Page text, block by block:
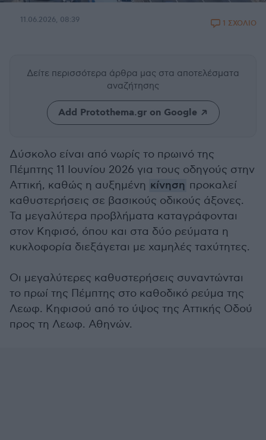
11.06.2026, 08:39 1 ΣΧΟΛΙΟ
Δείτε περισσότερα άρθρα μας στα αποτελέσματα
αναζήτησης
Add Protothema.gr on Google
Δύσκολο είναι από νωρίς το πρωινό της
Πέμπτης 11 Ιουνίου 2026 για τους οδηγούς στην
Αττική, καθώς η αυξημένη κίνηση προκαλεί
καθυστερήσεις σε βασικούς οδικούς άξονες.
Τα μεγαλύτερα προβλήματα καταγράφονται
στον Κηφισό, όπου και στα δύο ρεύματα η
κυκλοφορία διεξάγεται με χαμηλές ταχύτητες.
Οι μεγαλύτερες καθυστερήσεις συναντώνται
το πρωί της Πέμπτης στο καθοδικό ρεύμα της
Λεωφ. Κηφισού από το ύψος της Αττικής Οδού
προς τη Λεωφ. Αθηνών.